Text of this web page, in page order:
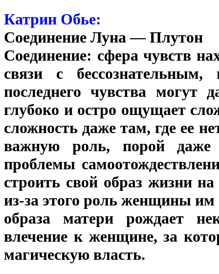
Катрин Обье:
Соединение Луна — Плутон
Соединение: сфера чувств
связи с
последнего чувства могут
глубоко и остро ощущает
сложность даже там, где ее
важную роль, порой даже
проблемы
строить свой образ жизни
из-за этого роль женщины
образа матери рождает
влечение к женщине, за
магическую власть.